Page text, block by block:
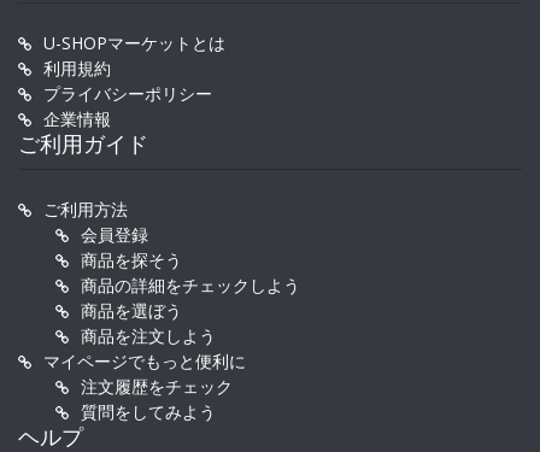
U-SHOPマーケットとは
利用規約
プライバシーポリシー
企業情報
ご利用ガイド
ご利用方法
会員登録
商品を探そう
商品の詳細をチェックしよう
商品を選ぼう
商品を注文しよう
マイページでもっと便利に
注文履歴をチェック
質問をしてみよう
ヘルプ